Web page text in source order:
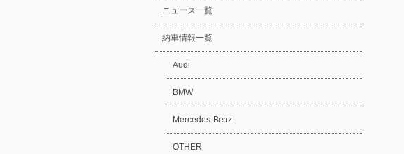
ニュース一覧
納車情報一覧
Audi
BMW
Mercedes-Benz
OTHER